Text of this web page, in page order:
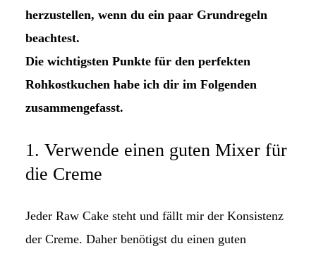
herzustellen, wenn du ein paar Grundregeln
beachtest.
Die wichtigsten Punkte für den perfekten
Rohkostkuchen habe ich dir im Folgenden
zusammengefasst.
1. Verwende einen guten Mixer für
die Creme
Jeder Raw Cake steht und fällt mir der Konsistenz
der Creme. Daher benötigst du einen guten